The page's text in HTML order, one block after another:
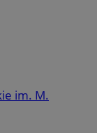
im. M.